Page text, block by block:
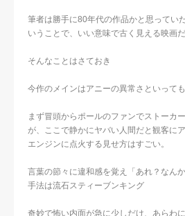
筆者は勝手に80年代の作品かと思ってい
いうことで、いい意味で古く見える映画だ
そんなことはさておき
今作のメインはアニーの異常さといって
まず冒頭からポールのファンでストーカ
が、ここで静かにヤバい人間だと観客に
エンジンに点火する見せ方はすごい。
言葉の節々に違和感を覚え「あれ？なん
手法は流石スティーブンキング
奇妙で怖い内面が急に少しだけ、あらわ